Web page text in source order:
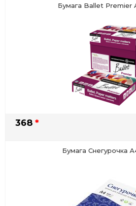
Бумага Ballet Premier
368 *
Бумага Снегурочка